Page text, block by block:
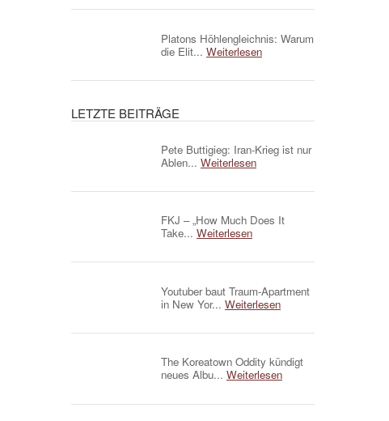
Platons Höhlengleichnis: Warum
die Elit... Weiterlesen
LETZTE BEITRÄGE
Pete Buttigieg: Iran-Krieg ist nur
Ablen... Weiterlesen
FKJ – „How Much Does It
Take... Weiterlesen
Youtuber baut Traum-Apartment
in New Yor... Weiterlesen
The Koreatown Oddity kündigt
neues Albu... Weiterlesen